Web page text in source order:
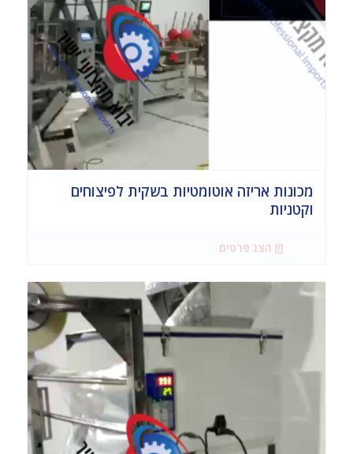
מכונות אריזה אוטומטיות בשקית לפיצוחים
וקטניות
הצג פרטים